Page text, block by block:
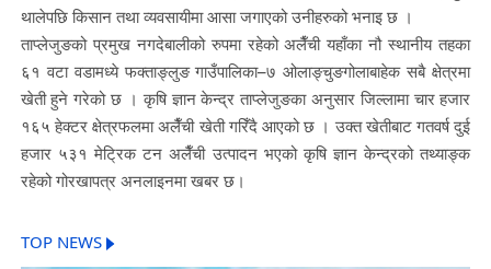
थालेपछि किसान तथा व्यवसायीमा आसा जगाएको उनीहरुको भनाइ छ ।
ताप्लेजुङको प्रमुख नगदेबालीको रुपमा रहेको अलैँची यहाँका नौ स्थानीय तहका
६१ वटा वडामध्ये फक्ताङ्लुङ गाउँपालिका–७ ओलाङ्चुङगोलाबाहेक सबै क्षेत्रमा
खेती हुने गरेको छ । कृषि ज्ञान केन्द्र ताप्लेजुङका अनुसार जिल्लामा चार हजार
१६५ हेक्टर क्षेत्रफलमा अलैँची खेती गरिँदै आएको छ । उक्त खेतीबाट गतवर्ष दुई
हजार ५३१ मेट्रिक टन अलैँची उत्पादन भएको कृषि ज्ञान केन्द्रको तथ्याङ्क
रहेको गोरखापत्र अनलाइनमा खबर छ।
TOP NEWS